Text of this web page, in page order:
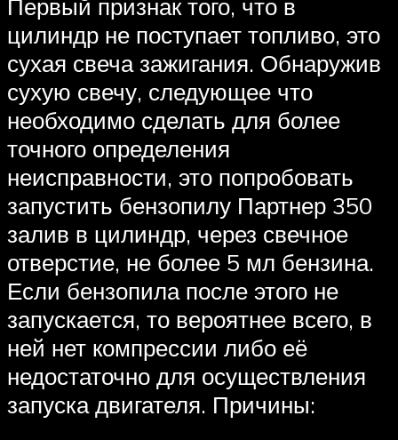
Первый признак того, что в
цилиндр не поступает топливо, это
сухая свеча зажигания. Обнаружив
сухую свечу, следующее что
необходимо сделать для более
точного определения
неисправности, это попробовать
запустить бензопилу Партнер 350
залив в цилиндр, через свечное
отверстие, не более 5 мл бензина.
Если бензопила после этого не
запускается, то вероятнее всего, в
ней нет компрессии либо её
недостаточно для осуществления
запуска двигателя. Причины: